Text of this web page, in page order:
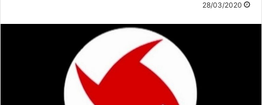
28/03/2020